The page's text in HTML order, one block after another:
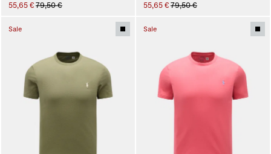
55,65 € 79,50 € 55,65 € 79,50 €
Sale Sale